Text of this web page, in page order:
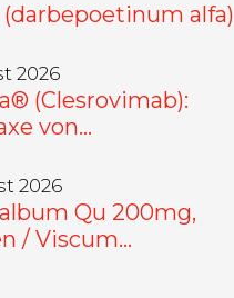
(darbepoetinum alfa)
2026
(Clesrovimab):
von…
2026
Qu 200mg,
/ Viscum…